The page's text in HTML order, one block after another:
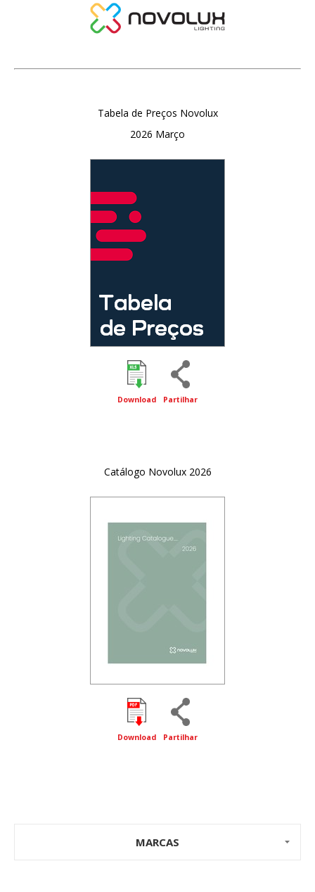
Tabela de Preços Novolux
2026 Março
Download Partilhar
Catálogo Novolux 2026
Download Partilhar
MARCAS